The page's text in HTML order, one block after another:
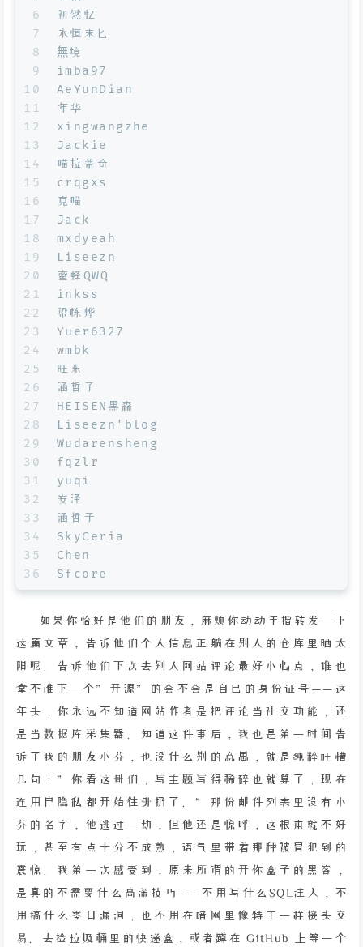
6
7
8
9
10
11
12
13
14
15
16
17
18
19
20
21
22
23
24
25
26
27
28
29
30
31
32
33
34
35
36
初然忆
永恒末匕
無境
imba97
AeYunDian
年华
xingwangzhe
Jackie
喵拉蒂奇
crqgxs
克喵
Jack
mxdyeah
Liseezn
蜜蜂QWQ
inkss
梁栋烨
Yuer6327
wmbk
旺东
涵哲子
HEISEN黑森
Liseezn'blog
Wudarensheng
fqzlr
yuqi
安泽
涵哲子
SkyCeria
Chen
Sfcore
如果你恰好是他们的朋友，麻烦你动动手指转发一下
这篇文章，告诉他们个人信息正躺在别人的仓库里晒太
阳呢。告诉他们下次去别人网站评论最好小心点，谁也
拿不准下一个”开源”的会不会是自己的身份证号——这
年头，你永远不知道网站作者是把评论当社交功能，还
是当数据库采集器。知道这件事后，我也是第一时间告
诉了我的朋友小芬，也没什么别的意思，就是纯粹吐槽
几句：”你看这哥们，写主题写得稀碎也就算了，现在
连用户隐私都开始往外扔了。”那份邮件列表里没有小
芬的名字，他逃过一劫，但他还是惊呼，这根本就不好
玩，甚至有点十分不成熟，语气里带着那种被冒犯到的
震惊。我第一次感受到，原来所谓的开你盒子的黑客，
是真的不需要什么高深技巧——不用写什么SQL注入，不
用搞什么零日漏洞，也不用在暗网里像特工一样接头交
易。去捡垃圾桶里的快递盒，或者蹲在 GitHub 上等一个